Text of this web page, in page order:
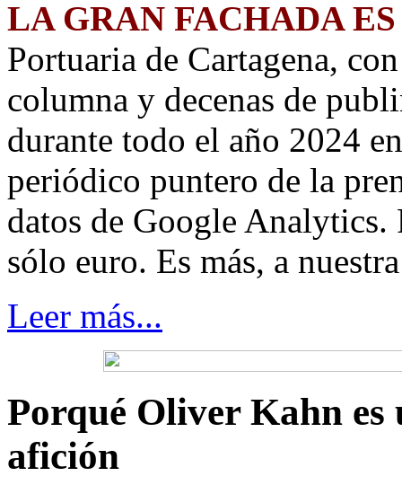
LA GRAN FACHADA
Portuaria de Cartagena,
columna y decenas de
durante todo el año 2024
periódico puntero de la
datos de Google Analytics.
sólo euro. Es más, a
Leer más...
Porqué Oliver Kahn es
afición